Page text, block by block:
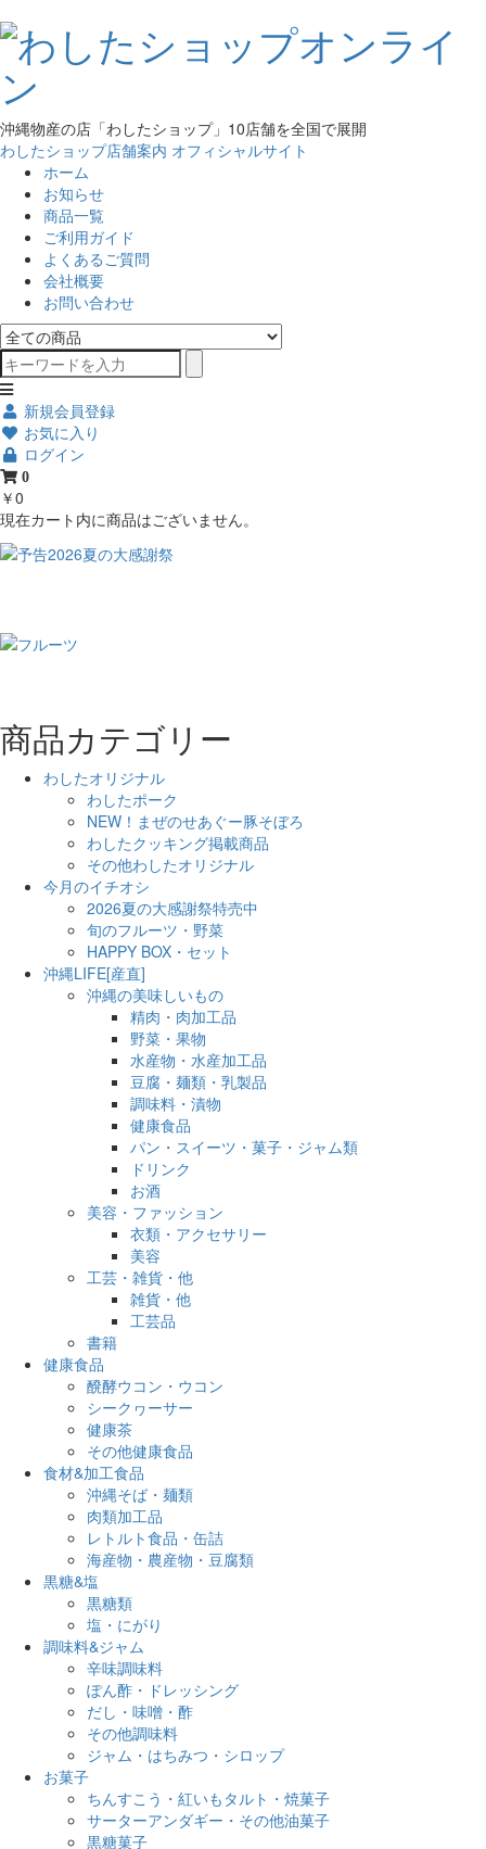
沖縄物産の店「わしたショップ」10店舗を全国で展開
わしたショップ店舗案内 オフィシャルサイト
ホーム
お知らせ
商品一覧
ご利用ガイド
よくあるご質問
会社概要
お問い合わせ
新規会員登録
お気に入り
ログイン
0
￥0
現在カート内に商品はございません。
商品カテゴリー
わしたオリジナル
わしたポーク
NEW！まぜのせあぐー豚そぼろ
わしたクッキング掲載商品
その他わしたオリジナル
今月のイチオシ
2026夏の大感謝祭特売中
旬のフルーツ・野菜
HAPPY BOX・セット
沖縄LIFE[産直]
沖縄の美味しいもの
精肉・肉加工品
野菜・果物
水産物・水産加工品
豆腐・麺類・乳製品
調味料・漬物
健康食品
パン・スイーツ・菓子・ジャム類
ドリンク
お酒
美容・ファッション
衣類・アクセサリー
美容
工芸・雑貨・他
雑貨・他
工芸品
書籍
健康食品
醗酵ウコン・ウコン
シークヮーサー
健康茶
その他健康食品
食材&加工食品
沖縄そば・麺類
肉類加工品
レトルト食品・缶詰
海産物・農産物・豆腐類
黒糖&塩
黒糖類
塩・にがり
調味料&ジャム
辛味調味料
ぽん酢・ドレッシング
だし・味噌・酢
その他調味料
ジャム・はちみつ・シロップ
お菓子
ちんすこう・紅いもタルト・焼菓子
サーターアンダギー・その他油菓子
黒糖菓子